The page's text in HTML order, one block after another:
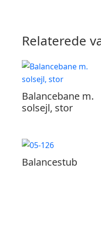
Relaterede
Balancebane m.
solsejl, stor
Balancestub